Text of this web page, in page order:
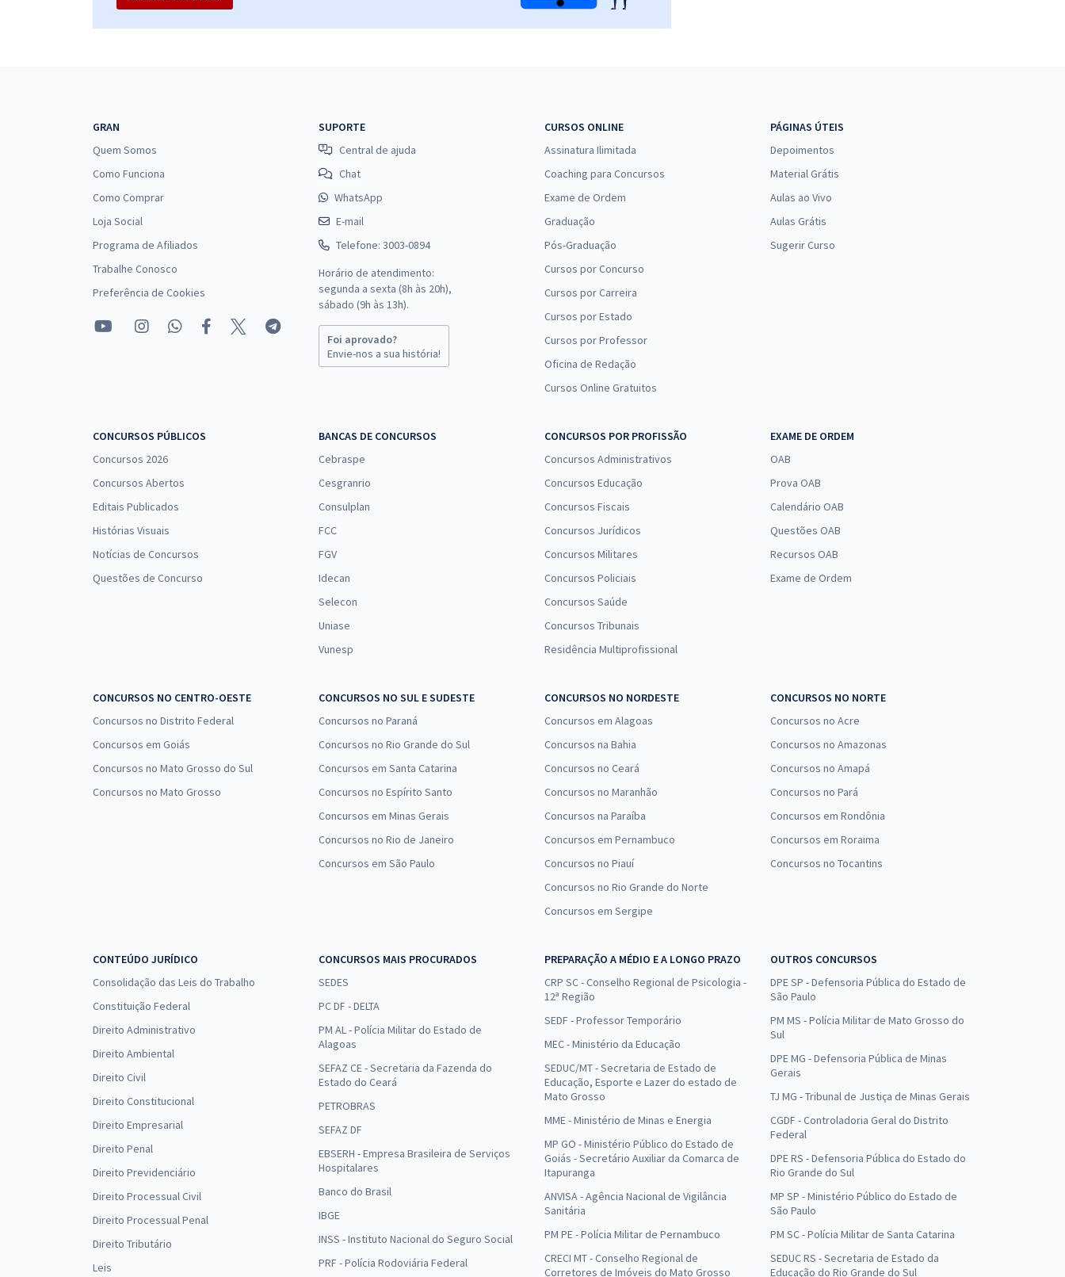
GRAN
Quem Somos
Como Funciona
Como Comprar
Loja Social
Programa de Afiliados
Trabalhe Conosco
Preferência de Cookies
SUPORTE
Central de ajuda
Chat
WhatsApp
E-mail
Telefone: 3003-0894
Horário de atendimento:
segunda a sexta (8h às 20h),
sábado (9h às 13h).
Foi aprovado?
Envie-nos a sua história!
CURSOS ONLINE
Assinatura Ilimitada
Coaching para Concursos
Exame de Ordem
Graduação
Pós-Graduação
Cursos por Concurso
Cursos por Carreira
Cursos por Estado
Cursos por Professor
Oficina de Redação
Cursos Online Gratuitos
PÁGINAS ÚTEIS
Depoimentos
Material Grátis
Aulas ao Vivo
Aulas Grátis
Sugerir Curso
CONCURSOS PÚBLICOS
Concursos 2026
Concursos Abertos
Editais Publicados
Histórias Visuais
Notícias de Concursos
Questões de Concurso
BANCAS DE CONCURSOS
Cebraspe
Cesgranrio
Consulplan
FCC
FGV
Idecan
Selecon
Uniase
Vunesp
CONCURSOS POR PROFISSÃO
Concursos Administrativos
Concursos Educação
Concursos Fiscais
Concursos Jurídicos
Concursos Militares
Concursos Policiais
Concursos Saúde
Concursos Tribunais
Residência Multiprofissional
EXAME DE ORDEM
OAB
Prova OAB
Calendário OAB
Questões OAB
Recursos OAB
Exame de Ordem
CONCURSOS NO CENTRO-OESTE
Concursos no Distrito Federal
Concursos em Goiás
Concursos no Mato Grosso do Sul
Concursos no Mato Grosso
CONCURSOS NO SUL E SUDESTE
Concursos no Paraná
Concursos no Rio Grande do Sul
Concursos em Santa Catarina
Concursos no Espírito Santo
Concursos em Minas Gerais
Concursos no Rio de Janeiro
Concursos em São Paulo
CONCURSOS NO NORDESTE
Concursos em Alagoas
Concursos na Bahia
Concursos no Ceará
Concursos no Maranhão
Concursos na Paraíba
Concursos em Pernambuco
Concursos no Piauí
Concursos no Rio Grande do Norte
Concursos em Sergipe
CONCURSOS NO NORTE
Concursos no Acre
Concursos no Amazonas
Concursos no Amapá
Concursos no Pará
Concursos em Rondônia
Concursos em Roraima
Concursos no Tocantins
CONTEÚDO JURÍDICO
Consolidação das Leis do Trabalho
Constituição Federal
Direito Administrativo
Direito Ambiental
Direito Civil
Direito Constitucional
Direito Empresarial
Direito Penal
Direito Previdenciário
Direito Processual Civil
Direito Processual Penal
Direito Tributário
Leis
CONCURSOS MAIS PROCURADOS
SEDES
PC DF - DELTA
PM AL - Polícia Militar do Estado de
Alagoas
SEFAZ CE - Secretaria da Fazenda do
Estado do Ceará
PETROBRAS
SEFAZ DF
EBSERH - Empresa Brasileira de Serviços
Hospitalares
Banco do Brasil
IBGE
INSS - Instituto Nacional do Seguro Social
PRF - Polícia Rodoviária Federal
PREPARAÇÃO A MÉDIO E A LONGO PRAZO
CRP SC - Conselho Regional de Psicologia -
12ª Região
SEDF - Professor Temporário
MEC - Ministério da Educação
SEDUC/MT - Secretaria de Estado de
Educação, Esporte e Lazer do estado de
Mato Grosso
MME - Ministério de Minas e Energia
MP GO - Ministério Público do Estado de
Goiás - Secretário Auxiliar da Comarca de
Itapuranga
ANVISA - Agência Nacional de Vigilância
Sanitária
PM PE - Polícia Militar de Pernambuco
CRECI MT - Conselho Regional de
Corretores de Imóveis do Mato Grosso
OUTROS CONCURSOS
DPE SP - Defensoria Pública do Estado de
São Paulo
PM MS - Polícia Militar de Mato Grosso do
Sul
DPE MG - Defensoria Pública de Minas
Gerais
TJ MG - Tribunal de Justiça de Minas Gerais
CGDF - Controladoria Geral do Distrito
Federal
DPE RS - Defensoria Pública do Estado do
Rio Grande do Sul
MP SP - Ministério Público do Estado de
São Paulo
PM SC - Polícia Militar de Santa Catarina
SEDUC RS - Secretaria de Estado da
Educação do Rio Grande do Sul